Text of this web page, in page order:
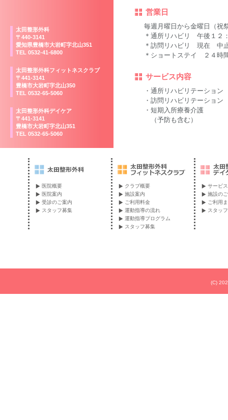
太田整形外科
〒440-3141
愛知県豊橋市大岩町字北山351
TEL 0532-41-6800
太田整形外科フィットネスクラブ
〒441-3141
豊橋市大岩町字北山350
TEL 0532-65-5060
太田整形外科デイケア
〒441-3141
豊橋市大岩町字北山351
TEL 0532-65-5060
営業日
毎週月曜日から金曜日（祝
＊通所リハビリ 午後１２
＊訪問リハビリ 現在 中
＊ショートステイ ２４時
サービス内容
・通所リハビリテーション
・訪問リハビリテーション
・短期入所療養介護
（予防も含む）
医院概要
医院案内
受診のご案内
スタッフ募集
クラブ概要
施設案内
ご利用料金
運動指導の流れ
運動指導プログラム
スタッフ募集
サービ
施設の
ご利用
スタッ
(C)